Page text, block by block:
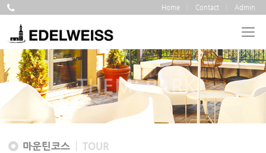
Home Contact Admin
THEMEPARK
마운틴코스 TOUR